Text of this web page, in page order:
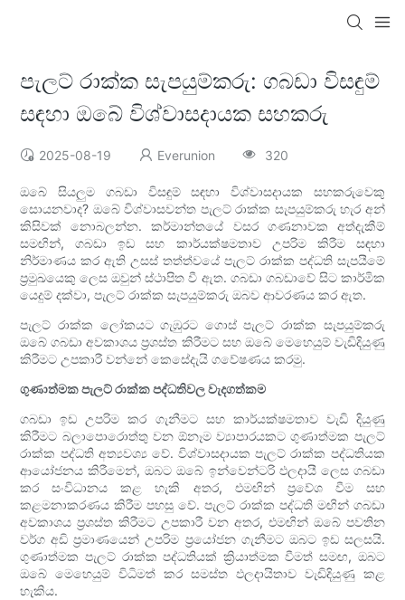
පැලට් රාක්ක සැපයුම්කරු: ගබඩා විසඳුම්
සඳහා ඔබේ විශ්වාසදායක සහකරු
2025-08-19 Everunion 320
ඔබේ සියලුම ගබඩා විසඳුම් සඳහා විශ්වාසදායක සහකරුවෙකු
සොයනවාද? ඔබේ විශ්වාසවන්ත පැලට් රාක්ක සැපයුම්කරු හැර අන්
කිසිවක් නොබලන්න. කර්මාන්තයේ වසර ගණනාවක අත්දැකීම්
සමඟින්, ගබඩා ඉඩ සහ කාර්යක්ෂමතාව උපරිම කිරීම සඳහා
නිර්මාණය කර ඇති උසස් තත්ත්වයේ පැලට් රාක්ක පද්ධති සැපයීමේ
ප්‍රමුඛයෙකු ලෙස ඔවුන් ස්ථාපිත වී ඇත. ගබඩා ගබඩාවේ සිට කාර්මික
යෙදුම් දක්වා, පැලට් රාක්ක සැපයුම්කරු ඔබව ආවරණය කර ඇත.
පැලට් රාක්ක ලෝකයට ගැඹුරට ගොස් පැලට් රාක්ක සැපයුම්කරු
ඔබේ ගබඩා අවකාශය ප්‍රශස්ත කිරීමට සහ ඔබේ මෙහෙයුම් වැඩිදියුණු
කිරීමට උපකාරී වන්නේ කෙසේදැයි ගවේෂණය කරමු.
ගුණාත්මක පැලට් රාක්ක පද්ධතිවල වැදගත්කම
ගබඩා ඉඩ උපරිම කර ගැනීමට සහ කාර්යක්ෂමතාව වැඩි දියුණු
කිරීමට බලාපොරොත්තු වන ඕනෑම ව්‍යාපාරයකට ගුණාත්මක පැලට්
රාක්ක පද්ධති අත්‍යවශ්‍ය වේ. විශ්වාසදායක පැලට් රාක්ක පද්ධතියක
ආයෝජනය කිරීමෙන්, ඔබට ඔබේ ඉන්වෙන්ටරි ඵලදායී ලෙස ගබඩා
කර සංවිධානය කළ හැකි අතර, එමඟින් ප්‍රවේශ වීම සහ
කළමනාකරණය කිරීම පහසු වේ. පැලට් රාක්ක පද්ධති මඟින් ගබඩා
අවකාශය ප්‍රශස්ත කිරීමට උපකාරී වන අතර, එමඟින් ඔබේ පවතින
වර්ග අඩි ප්‍රමාණයෙන් උපරිම ප්‍රයෝජන ගැනීමට ඔබට ඉඩ සලසයි.
ගුණාත්මක පැලට් රාක්ක පද්ධතියක් ක්‍රියාත්මක වීමත් සමඟ, ඔබට
ඔබේ මෙහෙයුම් විධිමත් කර සමස්ත ඵලදායිතාව වැඩිදියුණු කළ
හැකිය.